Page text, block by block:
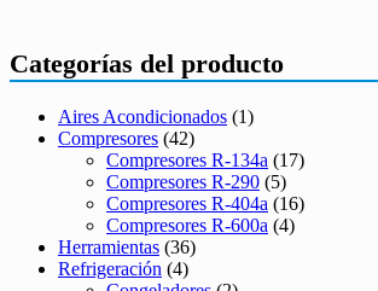
Categorías del producto
Aires Acondicionados (1)
Compresores (42)
Compresores R-134a (17)
Compresores R-290 (5)
Compresores R-404a (16)
Compresores R-600a (4)
Herramientas (36)
Refrigeración (4)